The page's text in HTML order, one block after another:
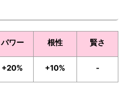
パワー 根性 賢さ
+20% +10% -